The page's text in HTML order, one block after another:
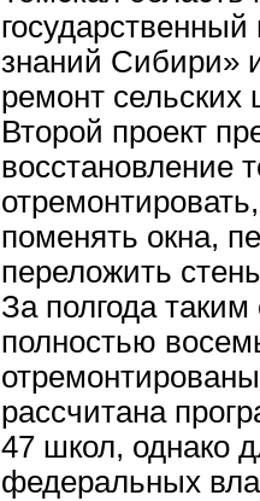
знаний Сибири»
ремонт сельских
Второй проект
восстановление
поменять окна,
переложить
За полгода
полностью
рассчитана
47 школ, однако
федеральных